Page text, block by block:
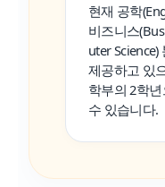
현재 공학
비즈니스
uter
제공하고 있
학부의 2학
수 있습니다.